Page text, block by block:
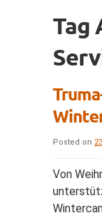
Tag
Posted on
Von